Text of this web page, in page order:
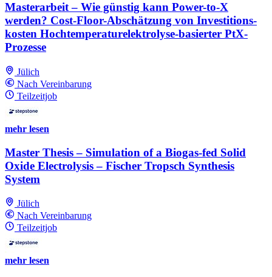
Masterarbeit – Wie günstig kann Power-to-X
werden? Cost-Floor-Abschätzung von Investitions­
kosten Hochtemperatur­elektrolyse-basierter PtX-
Prozesse
Jülich
Nach Vereinbarung
Teilzeitjob
mehr lesen
Master Thesis – Simulation of a Biogas-fed Solid
Oxide Electrolysis – Fischer Tropsch Synthesis
System
Jülich
Nach Vereinbarung
Teilzeitjob
mehr lesen